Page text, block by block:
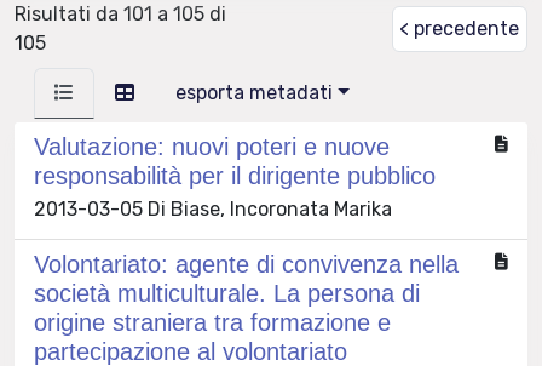
Risultati da 101 a 105 di
105
< precedente
esporta metadati
Valutazione: nuovi poteri e nuove
responsabilità per il dirigente pubblico
2013-03-05 Di Biase, Incoronata Marika
Volontariato: agente di convivenza nella
società multiculturale. La persona di
origine straniera tra formazione e
partecipazione al volontariato